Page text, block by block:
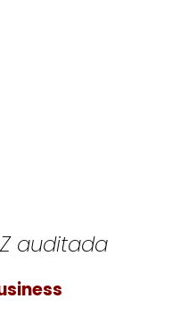
auditada